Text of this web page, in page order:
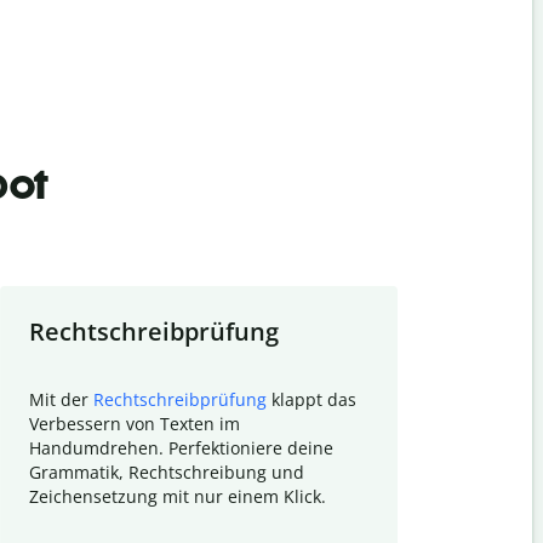
Rechtschreibprüfung
Mit der Rechtschreibprüfung klappt das
Verbessern von Texten im
Handumdrehen. Perfektioniere deine
Grammatik, Rechtschreibung und
Zeichensetzung mit nur einem Klick.